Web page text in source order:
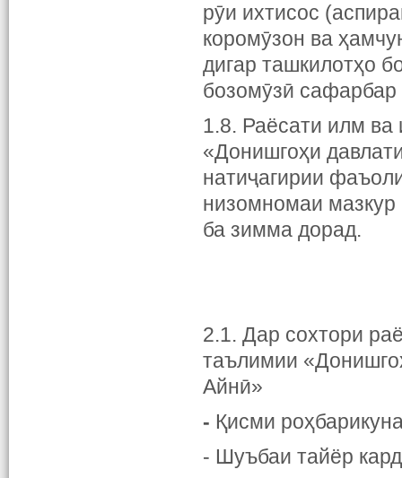
рӯи ихтисос
коромӯзон ва
дигар ташкилотҳо
бозомӯзӣ
1.8. Раёсати илм ва
«Донишгоҳи
натиҷагирии
низомномаи мазкур
ба зимма дорад.
2.1. Дар сохтори
таълимии
Айнӣ»
- Қисми
- Шуъбаи тайёр